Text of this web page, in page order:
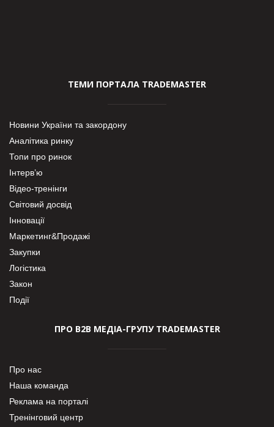
ТЕМИ ПОРТАЛА TRADEMASTER
Новини України та закордону
Аналітика ринку
Топи про ринок
Інтерв’ю
Відео-тренінги
Світовий досвід
Інновації
Маркетинг&Продажі
Закупки
Логістика
Закон
Події
ПРО В2В МЕДІА-ГРУПУ TRADEMASTER
Про нас
Наша команда
Реклама на порталі
Тренінговий центр